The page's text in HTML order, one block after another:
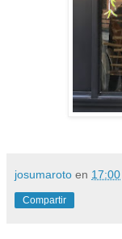
josumaroto en 17:00
Compartir